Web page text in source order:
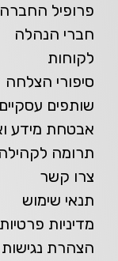
פרופיל החברה
חברי הנהלה
לקוחות
סיפורי הצלחה
שותפים עסקיים
אבטחת מידע
תרומה לקהילה
צרו קשר
תנאי שימוש
מדיניות פרטיות
הצהרת נגישות